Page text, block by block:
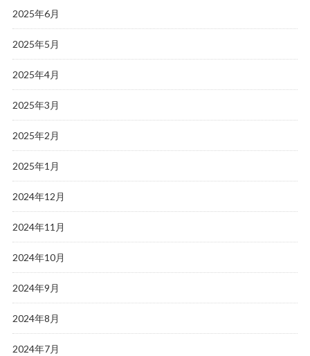
2025年6月
2025年5月
2025年4月
2025年3月
2025年2月
2025年1月
2024年12月
2024年11月
2024年10月
2024年9月
2024年8月
2024年7月